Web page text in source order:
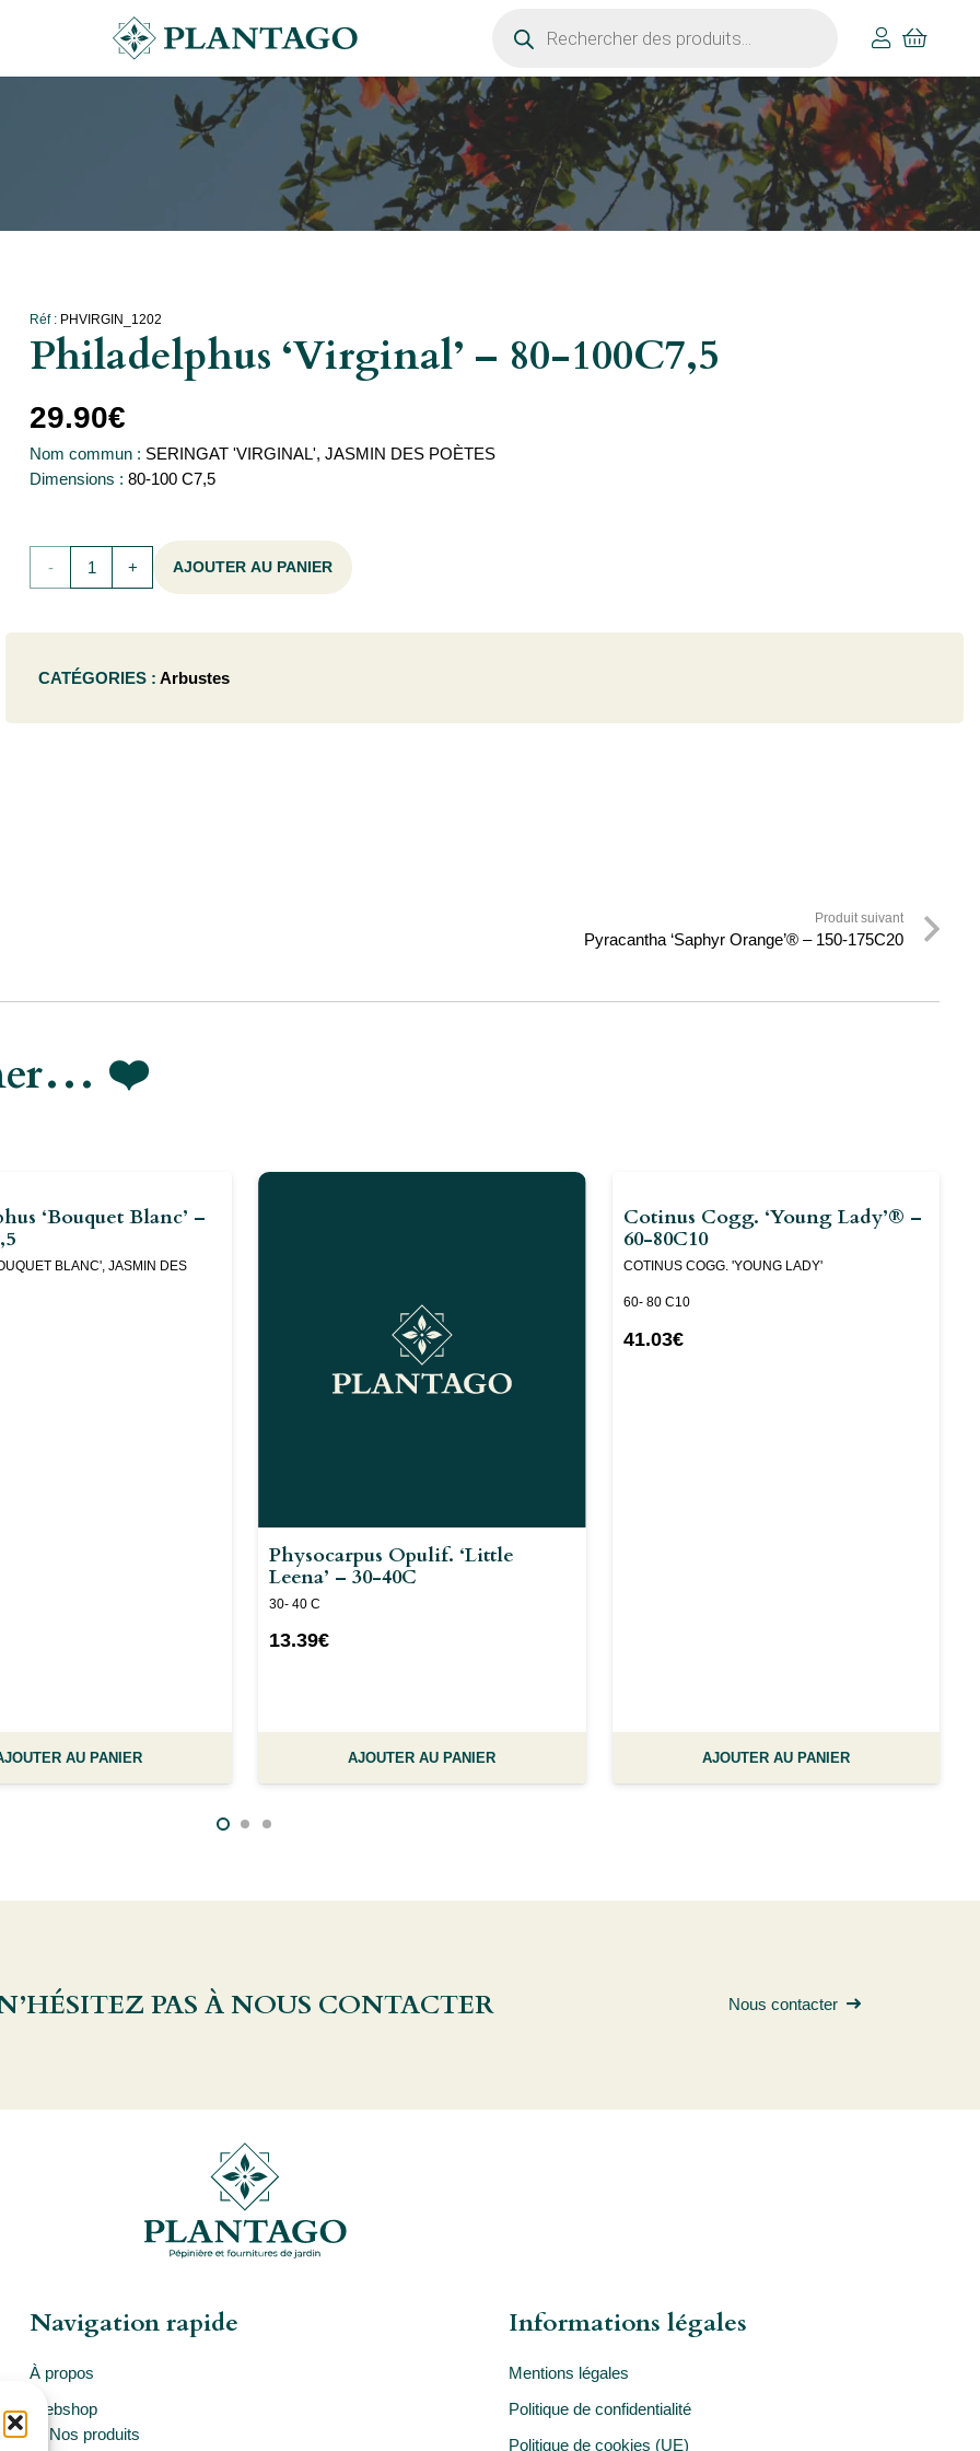
produits
Réf : PHVIRGIN_1202
Philadelphus ‘Virginal’ – 80-100C7,5
29.90€
Nom commun : SERINGAT 'VIRGINAL', JASMIN DES POÈTES
Dimensions :80-100 C7,5
quantité
'Virginal'
- 80-
AJOUTER AU PANIER
CATÉGORIES : Arbustes
Produit suivant
Pyracantha ‘Saphyr Orange’® – 150-175C20
❤️
‘Bouquet Blanc’ –
BLANC', JASMIN DES
AU PANIER
Physocarpus Opulif. ‘Little
Leena’ – 30-40C
30- 40 C
13.39€
AJOUTER AU PANIER
Cotinus Cogg. ‘Young Lady’® –
60-80C10
COTINUS COGG. 'YOUNG LADY'
60- 80 C10
41.03€
AJOUTER AU PANIER
PAS À NOUS CONTACTER Nous contacter
Navigation rapide
À propos
Webshop
Nos produits
Informations légales
Mentions légales
Politique de confidentialité
Politique de cookies (UE)